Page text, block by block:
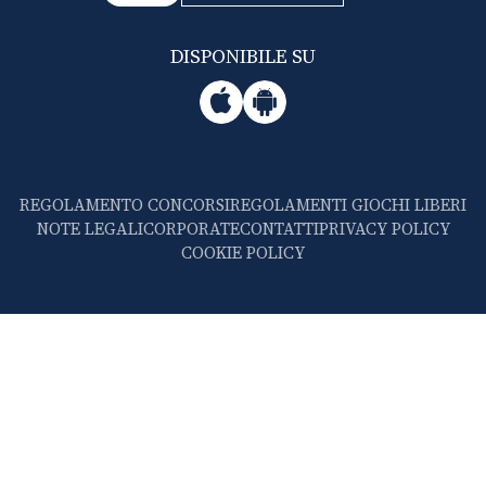
DISPONIBILE SU
REGOLAMENTO CONCORSIREGOLAMENTI GIOCHI LIBERI
NOTE LEGALICORPORATECONTATTIPRIVACY POLICY
COOKIE POLICY